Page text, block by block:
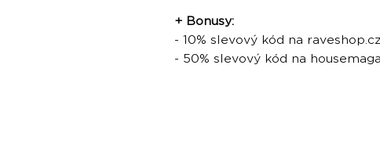
+ Bonusy:
- 10% slevový kód na raveshop.cz
- 50% slevový kód na